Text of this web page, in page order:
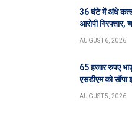
36 घंटे में अंधे कत्ल
आरोपी गिरफ्तार,
AUGUST 6, 2026
65 हजार रुपए
एसडीएम को सौंपा
AUGUST 5, 2026